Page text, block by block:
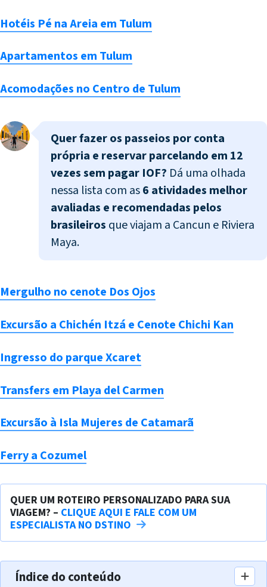
Hotéis Pé na Areia em Tulum
Apartamentos em Tulum
Acomodações no Centro de Tulum
Quer fazer os passeios por conta
própria e reservar parcelando em 12
vezes sem pagar IOF? Dá uma olhada
nessa lista com as6 atividades melhor
avaliadas e recomendadas pelos
brasileiros que viajam a Cancun e Riviera
Maya.
Mergulho no cenote Dos Ojos
Excursão a Chichén Itzá e Cenote Chichi Kan
Ingresso do parque Xcaret
Transfers em Playa del Carmen
Excursão à Isla Mujeres de Catamarã
Ferry a Cozumel
QUER UM ROTEIRO PERSONALIZADO PARA SUA
VIAGEM? – CLIQUE AQUI E FALE COM UM
ESPECIALISTA NO DSTINO
Índice do conteúdo